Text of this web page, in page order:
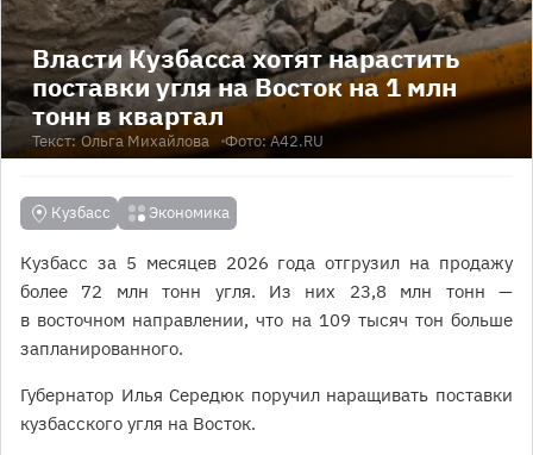
Власти Кузбасса хотят нарастить
поставки угля на Восток на 1 млн
тонн в квартал
Текст: Ольга Михайлова Фото: A42.RU
Кузбасс Экономика
Кузбасс за 5 месяцев 2026 года отгрузил на продажу
более 72 млн тонн угля. Из них 23,8 млн тонн —
в восточном направлении, что на 109 тысяч тон больше
запланированного.
Губернатор Илья Середюк поручил наращивать поставки
кузбасского угля на Восток.